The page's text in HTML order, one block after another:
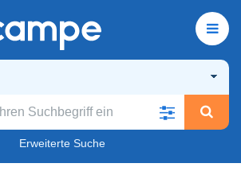
Erweiterte Suche